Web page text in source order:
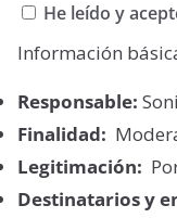
He leído y
Información
Responsable:
Finalidad:
Legitimación:
Destinatarios y